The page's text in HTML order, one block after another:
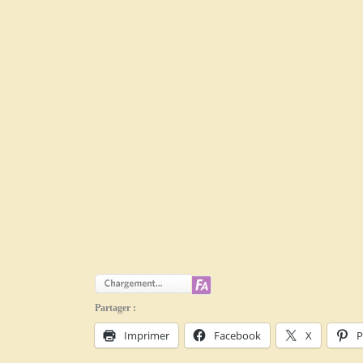
Partager :
Imprimer Facebook X